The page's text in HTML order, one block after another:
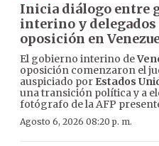
Inicia diálogo entre
interino y delegados
oposición en
El gobierno interino de
oposición comenzaron el
auspiciado por Estados
una transición política y a
fotógrafo de la AFP
Agosto 6, 2026 08:20 p. m.